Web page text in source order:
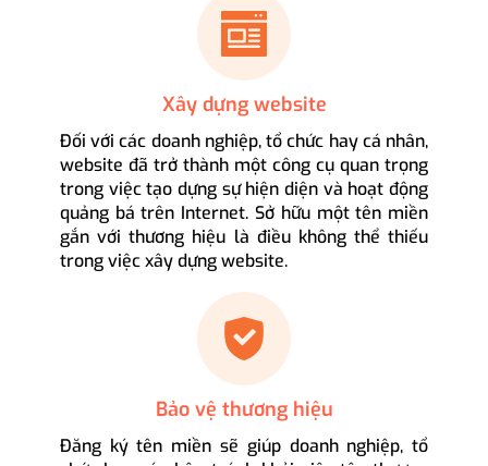
Xây dựng website
Đối với các doanh nghiệp, tổ chức hay cá nhân,
website đã trở thành một công cụ quan trọng
trong việc tạo dựng sự hiện diện và hoạt động
quảng bá trên Internet. Sở hữu một tên miền
gắn với thương hiệu là điều không thể thiếu
trong việc xây dựng website.
Bảo vệ thương hiệu
Đăng ký tên miền sẽ giúp doanh nghiệp, tổ